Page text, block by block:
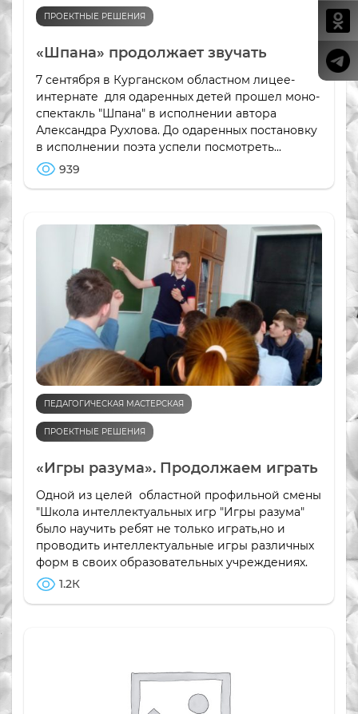
ПРОЕКТНЫЕ РЕШЕНИЯ
«Шпана» продолжает звучать
7 сентября в Курганском областном лицее-
интернате для одаренных детей прошел моно-
спектакль "Шпана" в исполнении автора
Александра Рухлова. До одаренных постановку
в исполнении поэта успели посмотреть...
939
ПЕДАГОГИЧЕСКАЯ МАСТЕРСКАЯ
ПРОЕКТНЫЕ РЕШЕНИЯ
«Игры разума». Продолжаем играть
Одной из целей областной профильной смены
"Школа интеллектуальных игр "Игры разума"
было научить ребят не только играть,но и
проводить интеллектуальные игры различных
форм в своих образовательных учреждениях.
1.2К